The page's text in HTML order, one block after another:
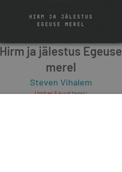
Hirm ja jälestus Egeuse
merel
Steven Vihalem
Umbes 5 kuudtagasi